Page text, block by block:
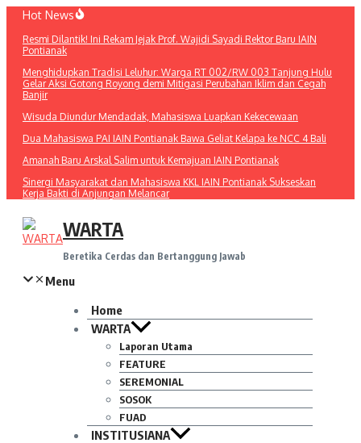
Lewati
konten
Hot News
Resmi Dilantik! Ini Rekam Jejak Prof. Wajidi Sayadi Rektor Baru IAIN
Pontianak
Menghidupkan Tradisi Leluhur: Warga RT 002/RW 003 Tanjung Hulu
Gelar Aksi Gotong Royong demi Mitigasi Perubahan Iklim dan Cegah
Banjir
Wisuda Diundur Mendadak, Mahasiswa Luapkan Kekecewaan
Dua Mahasiswa PAI IAIN Pontianak Bawa Geliat Kelapa ke NCC 4 Bali
Amanah Baru Arskal Salim untuk Kemajuan IAIN Pontianak
Sinergi Masyarakat dan Mahasiswa KKL IAIN Pontianak Sukseskan
Kerja Bakti di Anjungan Melancar
WARTA
Beretika Cerdas dan Bertanggung Jawab
Menu
Home
WARTA
Laporan Utama
FEATURE
SEREMONIAL
SOSOK
FUAD
INSTITUSIANA